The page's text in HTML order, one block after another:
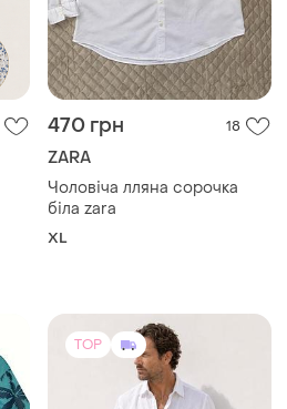
470 грн 18
ZARA
Чоловіча лляна сорочка
біла zara
XL
TOP